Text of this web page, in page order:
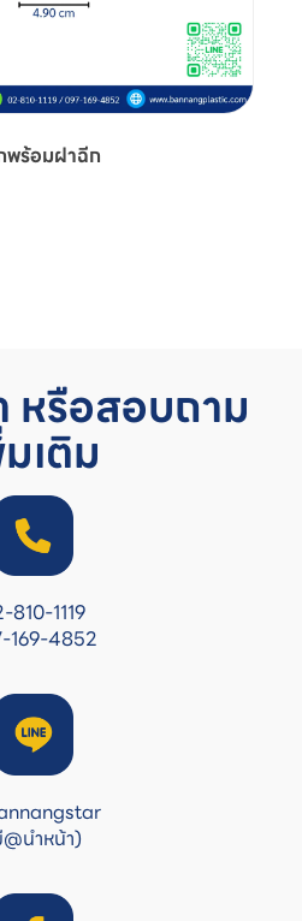
พร้อมฝาฉีก
หรือสอบถาม
เติม
810-1119
169-4852
นำหน้า)